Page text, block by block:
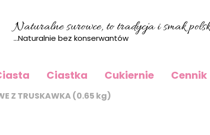
Naturalne surowce, to tradycja i smak
...Naturalnie bez konserwantów
Ciastka Cukiernie Cennik
Z TRUSKAWKA (0.65 kg)